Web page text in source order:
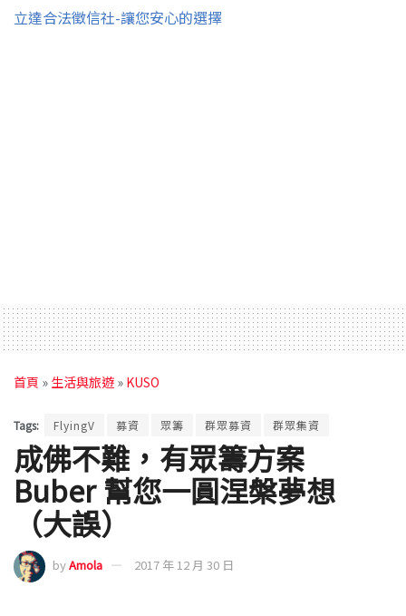
立達合法徵信社-讓您安心的選擇
首頁 » 生活與旅遊 » KUSO
Tags: FlyingV 募資 眾籌 群眾募資 群眾集資
成佛不難，有眾籌方案
Buber 幫您一圓涅槃夢想
（大誤）
byAmola 2017 年 12 月 30 日